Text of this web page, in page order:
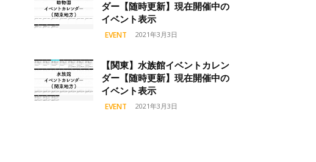
ダー【随時更新】現在開催中の
イベント表示
EVENT 2021年3月3日
【関東】水族館イベントカレン
ダー【随時更新】現在開催中の
イベント表示
EVENT 2021年3月3日